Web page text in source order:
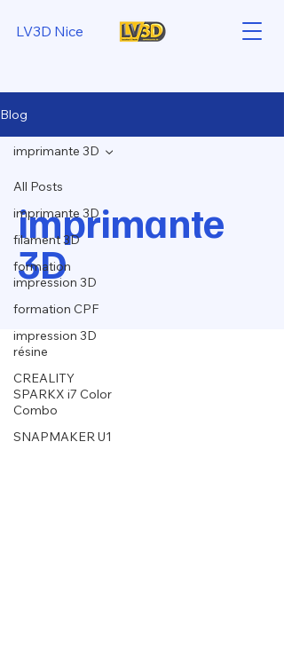
LV3D Nice
Blog
All Posts
imprimante 3D
filament 3D
formation
impression 3D
formation CPF
impression 3D
résine
CREALITY
SPARKX i7 Color
Combo
SNAPMAKER U1
imprimante 3D
imprimante
3D